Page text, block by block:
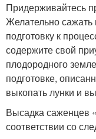
Придерживайтесь
Желательно
подготовку к
содержите свой
плодородного
подготовке,
выкопать лунки и
Высадка саженцев
соответствии со